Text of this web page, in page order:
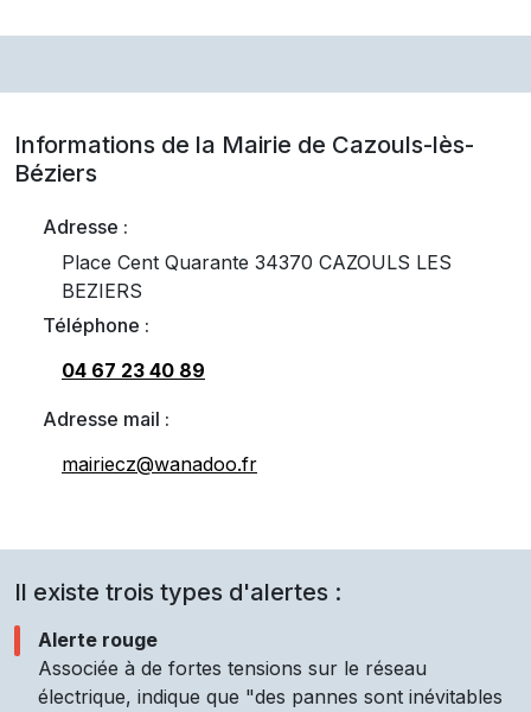
Informations de la Mairie de Cazouls-lès-
Béziers
Adresse :
Place Cent Quarante 34370 CAZOULS LES
BEZIERS
Téléphone :
04 67 23 40 89
Adresse mail :
mairiecz@wanadoo.fr
Il existe trois types d'alertes :
Alerte rouge
Associée à de fortes tensions sur le réseau
électrique, indique que "des pannes sont inévitables